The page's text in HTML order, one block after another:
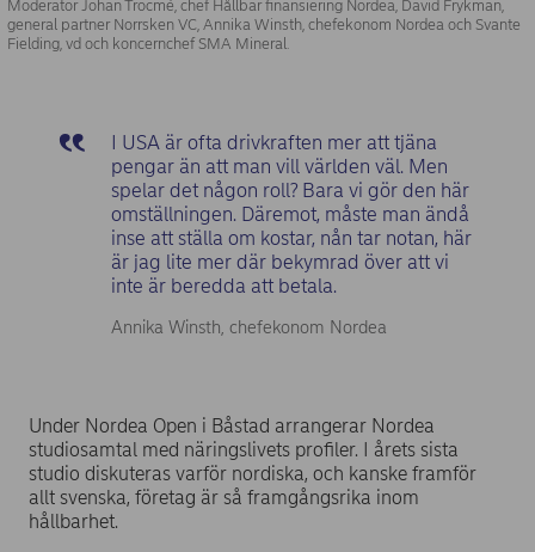
Moderator Johan Trocmé, chef Hållbar finansiering Nordea, David Frykman,
general partner Norrsken VC, Annika Winsth, chefekonom Nordea och Svante
Fielding, vd och koncernchef SMA Mineral.
I USA är ofta drivkraften mer att tjäna
pengar än att man vill världen väl. Men
spelar det någon roll? Bara vi gör den här
omställningen. Däremot, måste man ändå
inse att ställa om kostar, nån tar notan, här
är jag lite mer där bekymrad över att vi
inte är beredda att betala.
Annika Winsth, chefekonom Nordea
Under Nordea Open i Båstad arrangerar Nordea
studiosamtal med näringslivets profiler. I årets sista
studio diskuteras varför nordiska, och kanske framför
allt svenska, företag är så framgångsrika inom
hållbarhet.